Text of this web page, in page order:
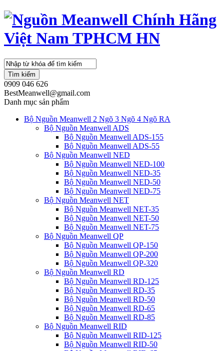
Tìm kiếm
0909 046 626
BestMeanwell@gmail.com
Danh mục sản phẩm
Bộ Nguồn Meanwell 2 Ngõ 3 Ngõ 4 Ngõ RA
Bộ Nguồn Meanwell ADS
Bộ Nguồn Meanwell ADS-155
Bộ Nguồn Meanwell ADS-55
Bộ Nguồn Meanwell NED
Bộ Nguồn Meanwell NED-100
Bộ Nguồn Meanwell NED-35
Bộ Nguồn Meanwell NED-50
Bộ Nguồn Meanwell NED-75
Bộ Nguồn Meanwell NET
Bộ Nguồn Meanwell NET-35
Bộ Nguồn Meanwell NET-50
Bộ Nguồn Meanwell NET-75
Bộ Nguồn Meanwell QP
Bộ Nguồn Meanwell QP-150
Bộ Nguồn Meanwell QP-200
Bộ Nguồn Meanwell QP-320
Bộ Nguồn Meanwell RD
Bộ Nguồn Meanwell RD-125
Bộ Nguồn Meanwell RD-35
Bộ Nguồn Meanwell RD-50
Bộ Nguồn Meanwell RD-65
Bộ Nguồn Meanwell RD-85
Bộ Nguồn Meanwell RID
Bộ Nguồn Meanwell RID-125
Bộ Nguồn Meanwell RID-50